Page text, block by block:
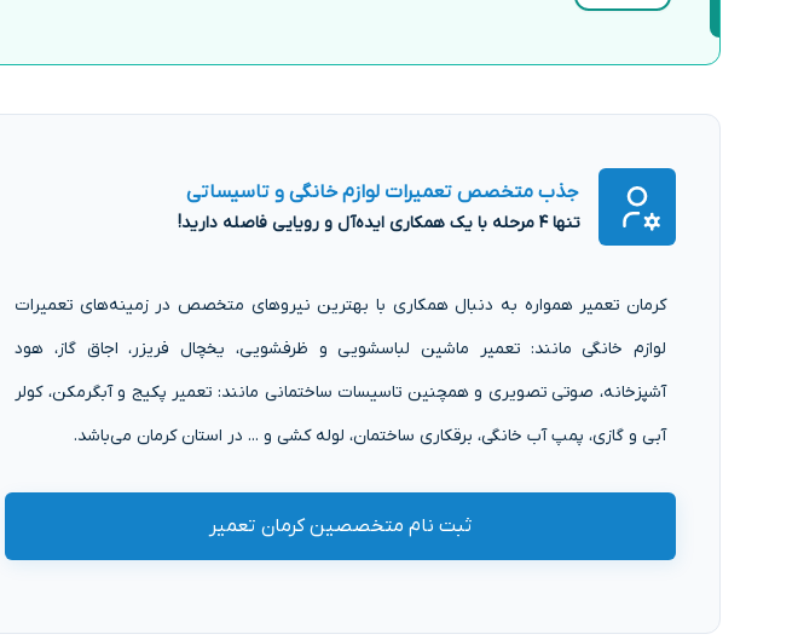
جذب متخصص تعمیرات لوازم خانگی و تاسیساتی
تنها ۴ مرحله با یک همکاری ایده‌آل و رویایی فاصله دارید!
کرمان تعمیر همواره به دنبال همکاری با بهترین نیروهای متخصص در زمینه‌های تعمیرات
لوازم خانگی مانند: تعمیر ماشین لباسشویی و ظرفشویی، یخچال فریزر، اجاق گاز، هود
آشپزخانه، صوتی تصویری و همچنین تاسیسات ساختمانی مانند: تعمیر پکیج و آبگرمکن، کولر
آبی و گازی، پمپ آب خانگی، برقکاری ساختمان، لوله کشی و ... در استان کرمان می‌باشد.
ثبت نام متخصصین کرمان تعمیر